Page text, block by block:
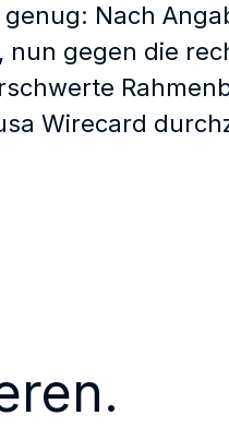
Nach
gegen die
Wirecard